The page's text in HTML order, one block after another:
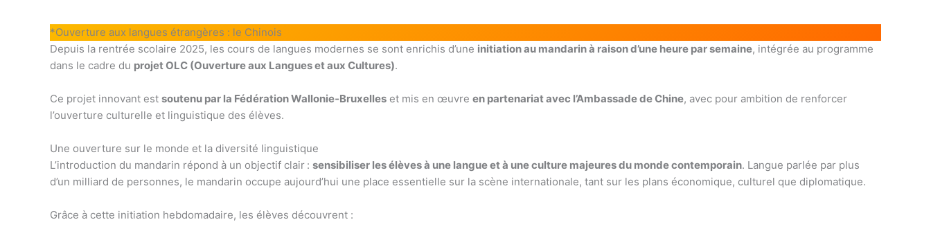
*Ouverture aux langues étrangères : le Chinois
Depuis la rentrée scolaire 2025, les cours de langues modernes se sont enrichis d’une initiation au mandarin à raison d’une heure par semaine, intégrée au programme
dans le cadre du projet OLC (Ouverture aux Langues et aux Cultures).
Ce projet innovant est soutenu par la Fédération Wallonie‑Bruxelles et mis en œuvre en partenariat avec l’Ambassade de Chine, avec pour ambition de renforcer
l’ouverture culturelle et linguistique des élèves.
Une ouverture sur le monde et la diversité linguistique
L’introduction du mandarin répond à un objectif clair : sensibiliser les élèves à une langue et à une culture majeures du monde contemporain. Langue parlée par plus
d’un milliard de personnes, le mandarin occupe aujourd’hui une place essentielle sur la scène internationale, tant sur les plans économique, culturel que diplomatique.
Grâce à cette initiation hebdomadaire, les élèves découvrent :